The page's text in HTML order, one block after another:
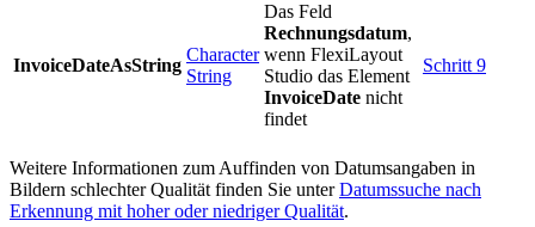
InvoiceDateAsString
Character
String
Das Feld
Rechnungsdatum,
wenn FlexiLayout
Studio das Element
InvoiceDate nicht
findet
Schritt 9
Weitere Informationen zum Auffinden von Datumsangaben in
Bildern schlechter Qualität finden Sie unterDatumssuche nach
Erkennung mit hoher oder niedriger Qualität.